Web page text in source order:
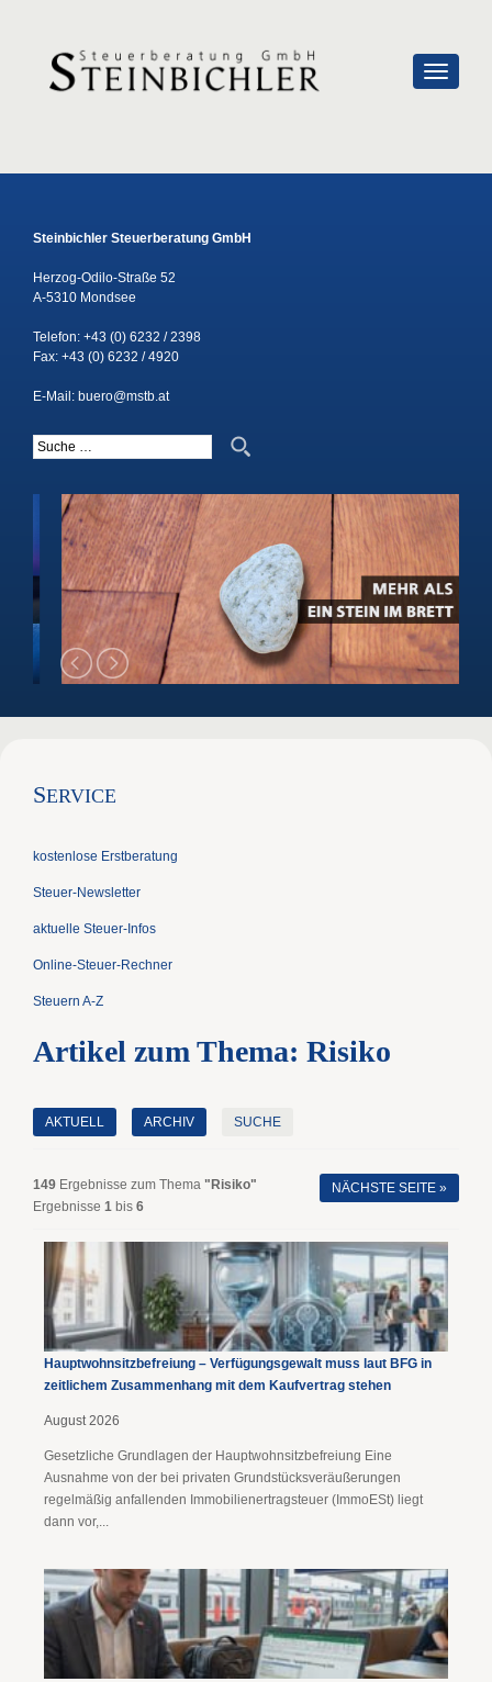
Steinbichler Steuerberatung GmbH
Herzog-Odilo-Straße 52
A-5310 Mondsee
Telefon: +43 (0) 6232 / 2398
Fax: +43 (0) 6232 / 4920
E-Mail: buero@mstb.at
Suche nach:
SERVICE
kostenlose Erstberatung
Steuer-Newsletter
aktuelle Steuer-Infos
Online-Steuer-Rechner
Steuern A-Z
Artikel zum Thema: Risiko
AKTUELL ARCHIV SUCHE
149 Ergebnisse zum Thema "Risiko"
Ergebnisse 1 bis 6
NÄCHSTE SEITE »
Hauptwohnsitz​­befreiung – Verfügungsgewalt muss laut BFG in
zeitlichem Zusammenhang mit dem Kaufvertrag stehen
August 2026
Gesetzliche Grundlagen der Hauptwohnsitzbefreiung Eine
Ausnahme von der bei privaten Grundstücksveräußerungen
regelmäßig anfallenden Immobilienertragsteuer (ImmoESt) liegt
dann vor,...